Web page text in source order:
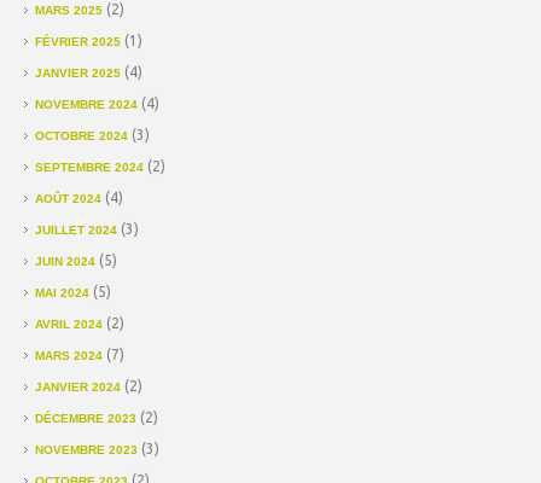
MARS 2025 (2)
FÉVRIER 2025 (1)
JANVIER 2025 (4)
NOVEMBRE 2024 (4)
OCTOBRE 2024 (3)
SEPTEMBRE 2024 (2)
AOÛT 2024 (4)
JUILLET 2024 (3)
JUIN 2024 (5)
MAI 2024 (5)
AVRIL 2024 (2)
MARS 2024 (7)
JANVIER 2024 (2)
DÉCEMBRE 2023 (2)
NOVEMBRE 2023 (3)